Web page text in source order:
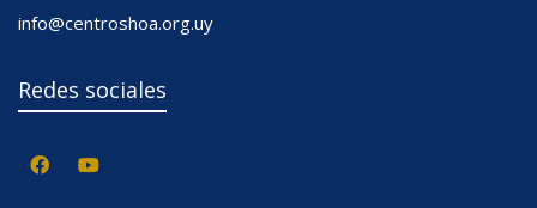
info@centroshoa.org.uy
Redes sociales